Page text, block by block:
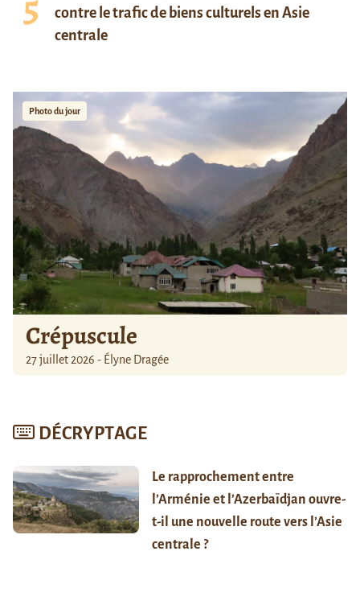
contre le trafic de biens culturels en Asie
centrale
Photo du jour
Crépuscule
27 juillet 2026 - Élyne Dragée
DÉCRYPTAGE
Le rapprochement entre
l’Arménie et l’Azerbaïdjan ouvre-
t-il une nouvelle route vers l’Asie
centrale ?